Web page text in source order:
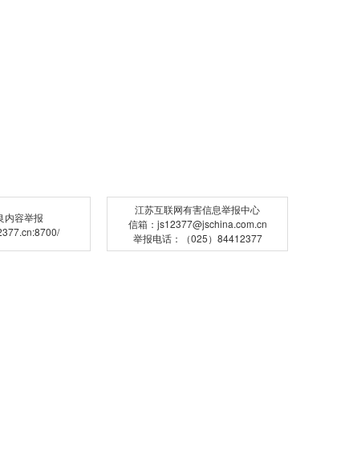
内容举报
江苏互联网有害信息举报中心
信箱：js12377@jschina.com.cn
举报电话：（025）84412377